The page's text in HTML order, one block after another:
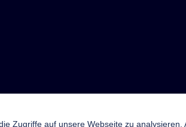
Zugriffe auf unsere Webseite zu analysieren.